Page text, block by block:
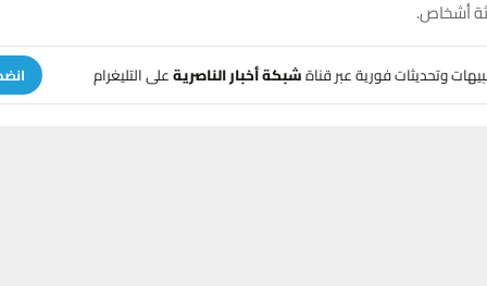
أشخاص.
وتحديثات فورية عبر قناةشبكة أخبار الناصريةعلى التليغرام